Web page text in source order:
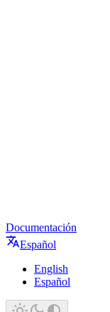
Documentación
Español
English
Español